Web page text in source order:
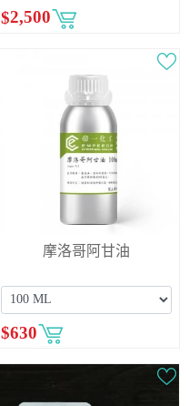
$2,500
摩洛哥阿甘油
$630